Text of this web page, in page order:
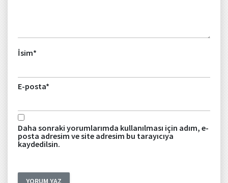
İsim*
E-posta*
Daha sonraki yorumlarımda kullanılması için adım, e-
posta adresim ve site adresim bu tarayıcıya
kaydedilsin.